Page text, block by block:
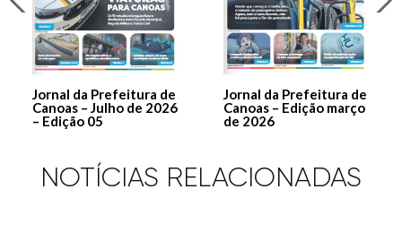
Jornal da Prefeitura de
Canoas – Julho de 2026
– Edição 05
Jornal da Prefeitura de
Canoas – Edição março
de 2026
NOTÍCIAS RELACIONADAS